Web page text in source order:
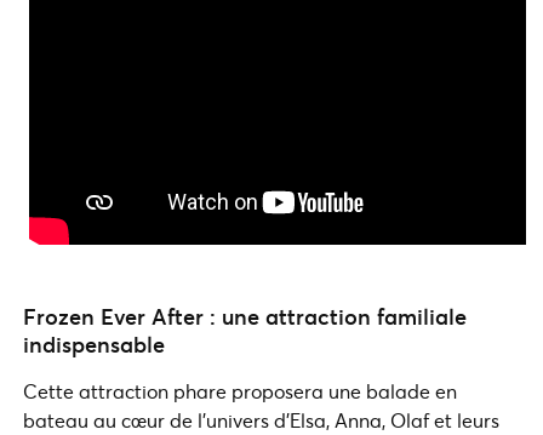
Frozen Ever After : une attraction familiale
indispensable
Cette attraction phare proposera une balade en
bateau au cœur de l’univers d’Elsa, Anna, Olaf et leurs